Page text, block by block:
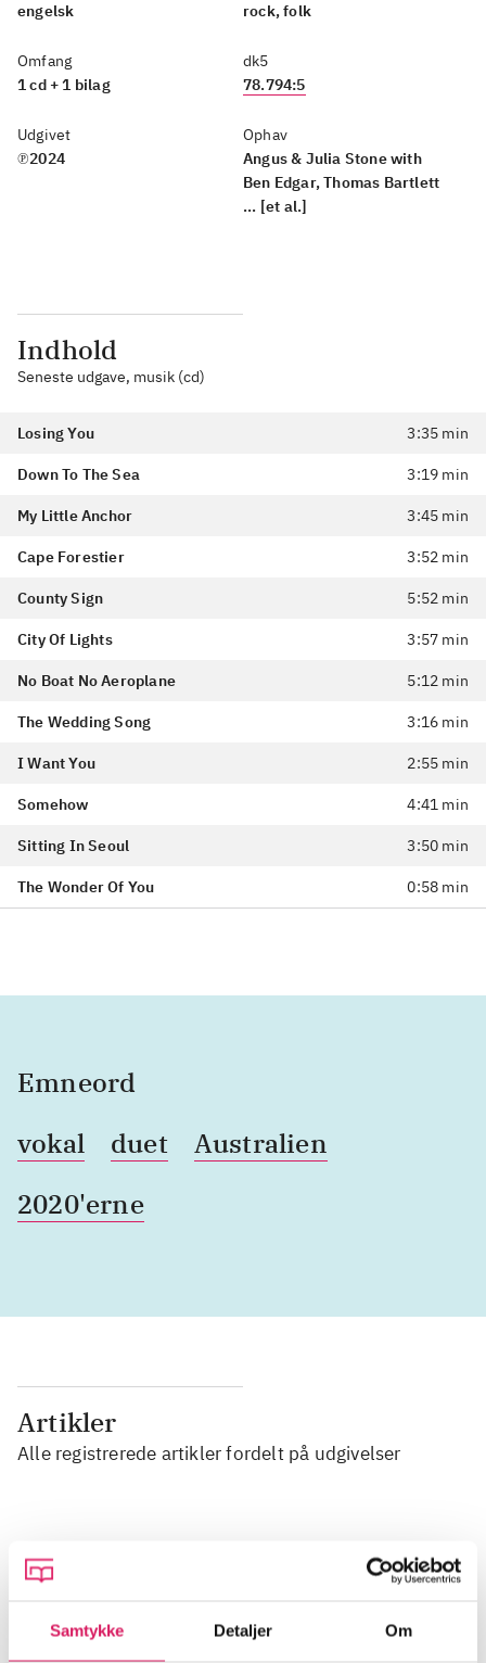
Samtykke Detaljer Om
engelsk
Omfang
1 cd + 1 bilag
Udgivet
℗2024
rock, folk
dk5
78.794:5
Ophav
Angus & Julia Stone with
Ben Edgar, Thomas Bartlett
... [et al.]
Indhold
Seneste udgave, musik (cd)
Losing You 3:35 min
Down To The Sea 3:19 min
My Little Anchor 3:45 min
Cape Forestier 3:52 min
County Sign 5:52 min
City Of Lights 3:57 min
No Boat No Aeroplane 5:12 min
The Wedding Song 3:16 min
I Want You 2:55 min
Somehow 4:41 min
Sitting In Seoul 3:50 min
The Wonder Of You 0:58 min
Emneord
vokal
duet
Australien
2020'erne
Artikler
Alle registrerede artikler fordelt på udgivelser
...
...